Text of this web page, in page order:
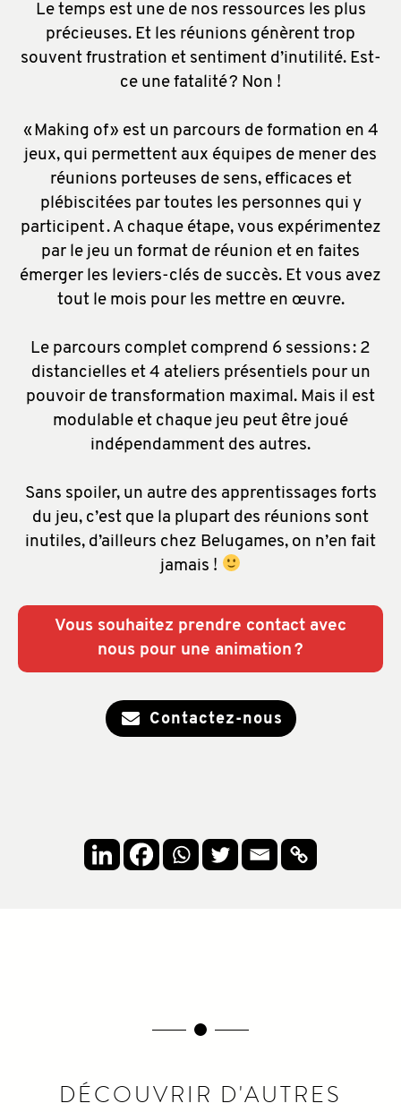
Le temps est une de nos ressources les plus
précieuses. Et les réunions génèrent trop
souvent frustration et sentiment d’inutilité. Est-
ce une fatalité ? Non !
« Making of » est un parcours de formation en 4
jeux, qui permettent aux équipes de mener des
réunions porteuses de sens, efficaces et
plébiscitées par toutes les personnes qui y
participent . A chaque étape, vous expérimentez
par le jeu un format de réunion et en faites
émerger les leviers-clés de succès. Et vous avez
tout le mois pour les mettre en œuvre.
Le parcours complet comprend 6 sessions : 2
distancielles et 4 ateliers présentiels pour un
pouvoir de transformation maximal. Mais il est
modulable et chaque jeu peut être joué
indépendamment des autres.
Sans spoiler, un autre des apprentissages forts
du jeu, c’est que la plupart des réunions sont
inutiles, d’ailleurs chez Belugames, on n’en fait
jamais !
Vous souhaitez prendre contact avec
nous pour une animation ?
Contactez-nous
DÉCOUVRIR D'AUTRES